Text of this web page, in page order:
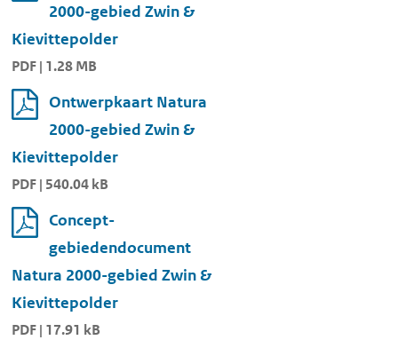
2000-gebied Zwin &
Kievittepolder
PDF | 1.28 MB
Ontwerpkaart Natura
2000-gebied Zwin &
Kievittepolder
PDF | 540.04 kB
Concept-
gebiedendocument
Natura 2000-gebied Zwin &
Kievittepolder
PDF | 17.91 kB